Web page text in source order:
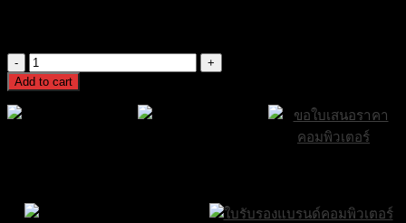
[HE-
1K-
IoT]
สำรอง
Add to cart